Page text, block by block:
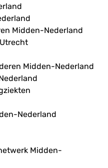
Midden-Nederland
Midden-Nederland
Nederland
Midden-